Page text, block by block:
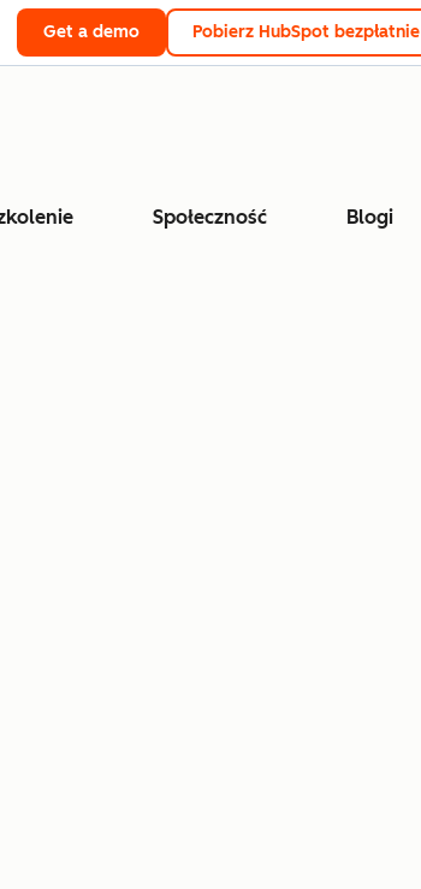
Get a demo Pobierz HubSpot bezpłatnie
Społeczność Blogi